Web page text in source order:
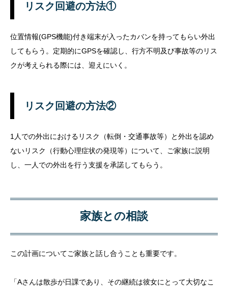
リスク回避の方法①
位置情報(GPS機能)付き端末が入ったカバンを持ってもらい外出
してもらう。定期的にGPSを確認し、行方不明及び事故等のリス
クが考えられる際には、迎えにいく。
リスク回避の方法②
1人での外出におけるリスク（転倒・交通事故等）と外出を認め
ないリスク（行動心理症状の発現等）について、ご家族に説明
し、一人での外出を行う支援を承諾してもらう。
家族との相談
この計画についてご家族と話し合うことも重要です。
「Aさんは散歩が日課であり、その継続は彼女にとって大切なこ